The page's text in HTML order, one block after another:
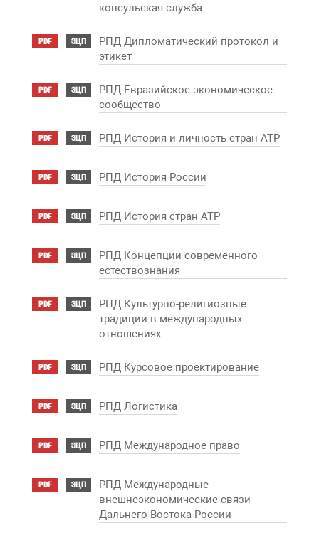
консульская служба
PDF ЭЦП
РПД Дипломатический протокол и
этикет
PDF ЭЦП
РПД Евразийское экономическое
сообщество
PDF ЭЦП РПД История и личность стран АТР
PDF ЭЦП РПД История России
PDF ЭЦП РПД История стран АТР
PDF ЭЦП
РПД Концепции современного
естествознания
PDF ЭЦП
РПД Культурно-религиозные
традиции в международных
отношениях
PDF ЭЦП РПД Курсовое проектирование
PDF ЭЦП РПД Логистика
PDF ЭЦП РПД Международное право
PDF ЭЦП
РПД Международные
внешнеэкономические связи
Дальнего Востока России